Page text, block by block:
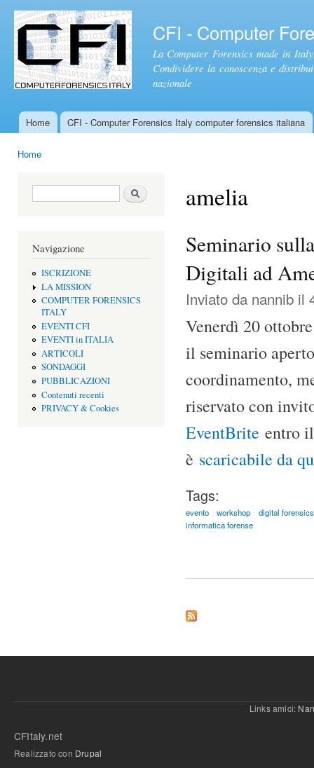
CFI - Computer
La Computer Forensics made in
Condividere la conoscenza e
nazionale
Menu principale
Home CFI - Computer Forensics Italy computer forensics italiana
Home
Form di ricerca Cerca
Navigazione
ISCRIZIONE
LA MISSION
COMPUTER FORENSICS
ITALY
EVENTI CFI
EVENTI in ITALIA
ARTICOLI
SONDAGGI
PUBBLICAZIONI
Contenuti recenti
PRIVACY & Cookies
amelia
Seminario
Digitali ad
Inviato da nannib il
Venerdì 20
il seminario
coordinamento,
riservato con
EventBrite entro
è scaricabile da
Tags:
evento workshop
digital forensics
informatica forense
Links amici:
CFItaly.net
Realizzato con Drupal